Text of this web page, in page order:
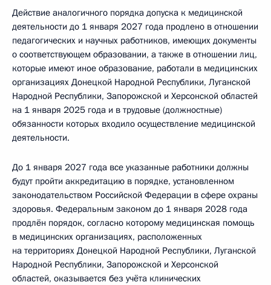
Действие аналогичного порядка допуска к медицинской
деятельности до 1 января 2027 года продлено в отношении
педагогических и научных работников, имеющих документы
о соответствующем образовании, а также в отношении лиц,
которые имеют иное образование, работали в медицинских
организациях Донецкой Народной Республики, Луганской
Народной Республики, Запорожской и Херсонской областей
на 1 января 2025 года и в трудовые (должностные)
обязанности которых входило осуществление медицинской
деятельности.
До 1 января 2027 года все указанные работники должны
будут пройти аккредитацию в порядке, установленном
законодательством Российской Федерации в сфере охраны
здоровья. Федеральным законом до 1 января 2028 года
продлён порядок, согласно которому медицинская помощь
в медицинских организациях, расположенных
на территориях Донецкой Народной Республики, Луганской
Народной Республики, Запорожской и Херсонской
областей, оказывается без учёта клинических